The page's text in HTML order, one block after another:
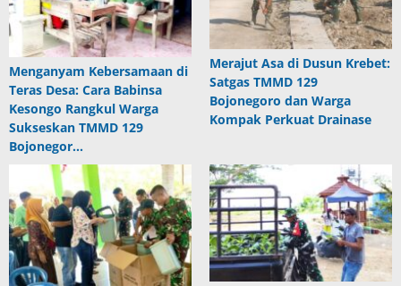
Menganyam Kebersamaan di
Teras Desa: Cara Babinsa
Kesongo Rangkul Warga
Sukseskan TMMD 129
Bojonegor…
Merajut Asa di Dusun Krebet:
Satgas TMMD 129
Bojonegoro dan Warga
Kompak Perkuat Drainase